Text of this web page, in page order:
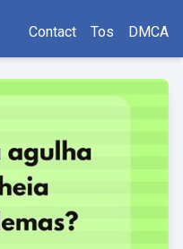
Contact Tos DMCA